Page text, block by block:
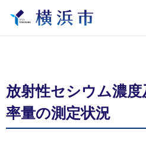
放射性セシウム濃
率量の測定状況